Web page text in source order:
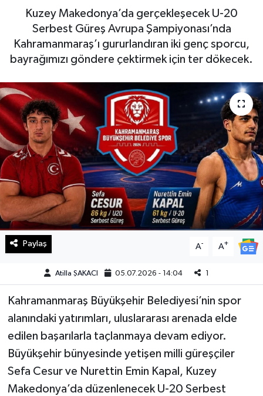
Kuzey Makedonya’da gerçekleşecek U-20
Serbest Güreş Avrupa Şampiyonası’nda
Kahramanmaraş’ı gururlandıran iki genç sporcu,
bayrağımızı göndere çektirmek için ter dökecek.
Paylaş A- A+
Atilla ŞAKACI 05.07.2026 - 14:04 1
Kahramanmaraş Büyükşehir Belediyesi’nin spor
alanındaki yatırımları, uluslararası arenada elde
edilen başarılarla taçlanmaya devam ediyor.
Büyükşehir bünyesinde yetişen milli güreşçiler
Sefa Cesur ve Nurettin Emin Kapal, Kuzey
Makedonya’da düzenlenecek U-20 Serbest
Haberde İnsan
Kültür Sanat
Magazin
Manşet Altı
Manşetler
Resmi İlan
Sağlık
Spor
Yaşam
KAHRAMANMARAŞ